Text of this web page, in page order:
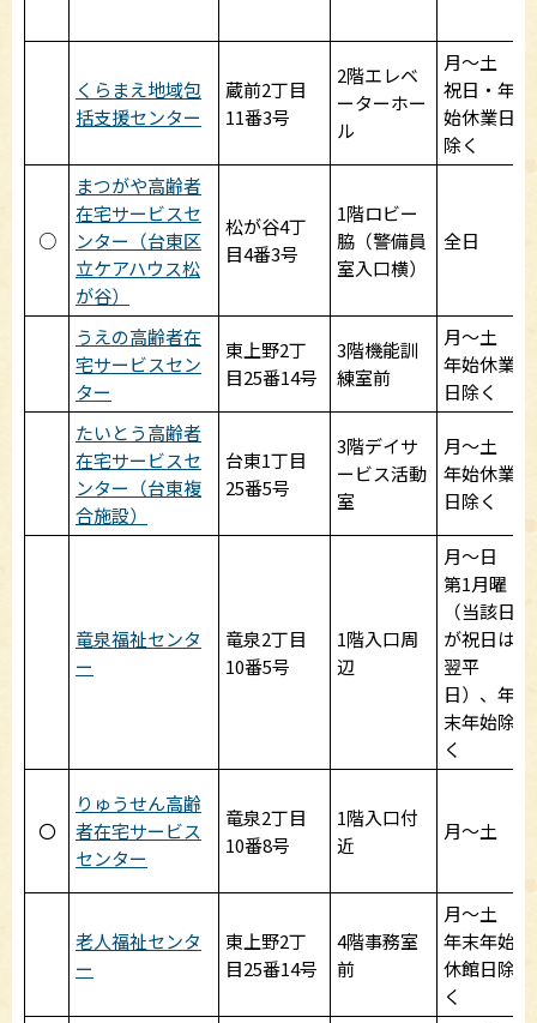
くらまえ地域包
括支援センター
蔵前2丁目
11番3号
2階エレベ
ーターホー
ル
月～土
祝日・年
始休業日
除く
○
まつがや高齢者
在宅サービスセ
ンター（台東区
立ケアハウス松
が谷）
松が谷4丁
目4番3号
1階ロビー
脇（警備員
室入口横）
全日
うえの高齢者在
宅サービスセン
ター
東上野2丁
目25番14号
3階機能訓
練室前
月～土
年始休業
日除く
たいとう高齢者
在宅サービスセ
ンター（台東複
合施設）
台東1丁目
25番5号
3階デイサ
ービス活動
室
月～土
年始休業
日除く
竜泉福祉センタ
ー
竜泉2丁目
10番5号
1階入口周
辺
月～日
第1月曜
（当該日
が祝日は
翌平
日）、年
末年始除
く
〇
りゅうせん高齢
者在宅サービス
センター
竜泉2丁目
10番8号
1階入口付
近
月～土
老人福祉センタ
ー
東上野2丁
目25番14号
4階事務室
前
月～土
年末年始
休館日除
く